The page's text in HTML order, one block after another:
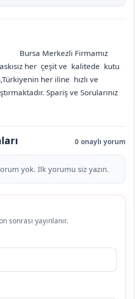
Bursa Merkezli Firmamız
her çeşit ve kalitede kutu
her iline hızlı ve
Spariş ve Sorularınız
0 onaylı yorum
yok. İlk yorumu siz yazın.
sonrası yayınlanır.